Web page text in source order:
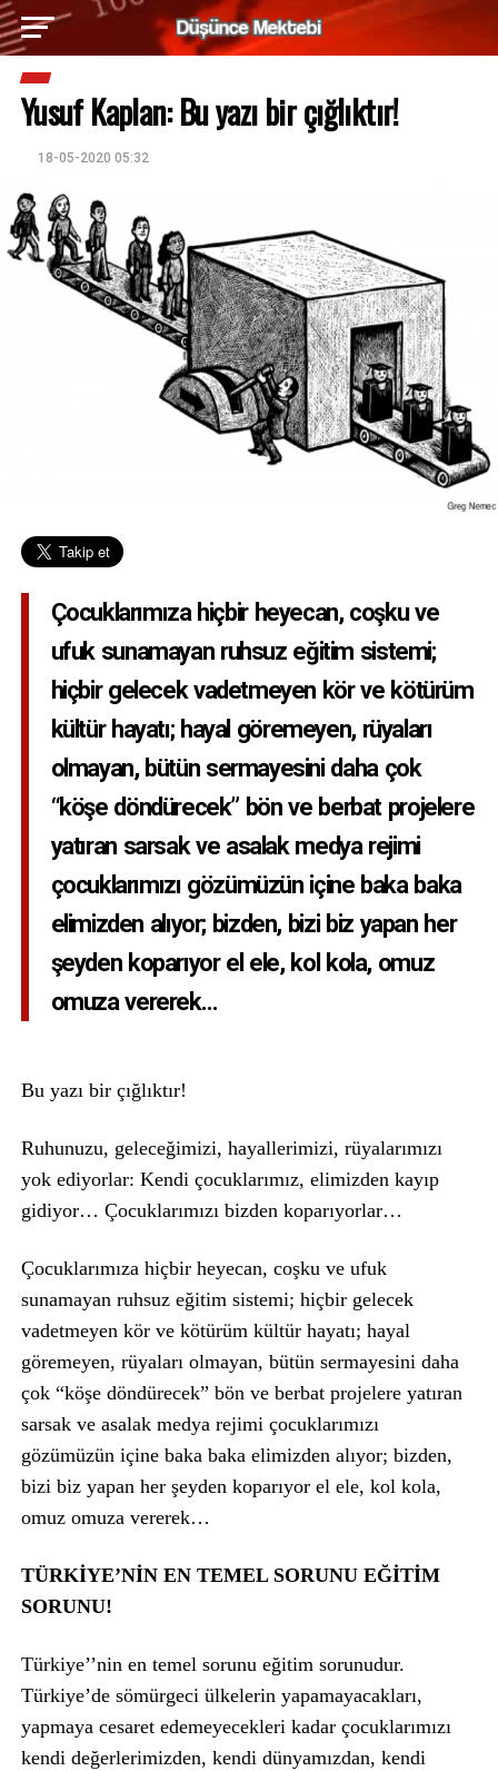
Yusuf Kaplan: Bu yazı bir çığlıktır!
18-05-2020 05:32
Çocuklarımıza hiçbir heyecan, coşku ve
ufuk sunamayan ruhsuz eğitim sistemi;
hiçbir gelecek vadetmeyen kör ve kötürüm
kültür hayatı; hayal göremeyen, rüyaları
olmayan, bütün sermayesini daha çok
“köşe döndürecek” bön ve berbat projelere
yatıran sarsak ve asalak medya rejimi
çocuklarımızı gözümüzün içine baka baka
elimizden alıyor; bizden, bizi biz yapan her
şeyden koparıyor el ele, kol kola, omuz
omuza vererek…
Bu yazı bir çığlıktır!
Ruhunuzu, geleceğimizi, hayallerimizi, rüyalarımızı
yok ediyorlar: Kendi çocuklarımız, elimizden kayıp
gidiyor… Çocuklarımızı bizden koparıyorlar…
Çocuklarımıza hiçbir heyecan, coşku ve ufuk
sunamayan ruhsuz eğitim sistemi; hiçbir gelecek
vadetmeyen kör ve kötürüm kültür hayatı; hayal
göremeyen, rüyaları olmayan, bütün sermayesini daha
çok “köşe döndürecek” bön ve berbat projelere yatıran
sarsak ve asalak medya rejimi çocuklarımızı
gözümüzün içine baka baka elimizden alıyor; bizden,
bizi biz yapan her şeyden koparıyor el ele, kol kola,
omuz omuza vererek…
TÜRKİYE’NİN EN TEMEL SORUNU EĞİTİM
SORUNU!
Türkiye’’nin en temel sorunu eğitim sorunudur.
Türkiye’de sömürgeci ülkelerin yapamayacakları,
yapmaya cesaret edemeyecekleri kadar çocuklarımızı
kendi değerlerimizden, kendi dünyamızdan, kendi